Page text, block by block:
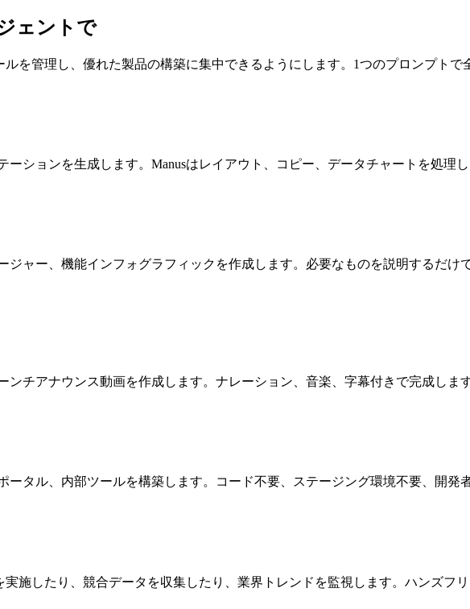
ェントで
を管理し、優れた製品の構築に集中できるようにします。1つのプロンプトで
ションを生成します。Manusはレイアウト、コピー、データチャートを処理
ャー、機能インフォグラフィックを作成します。必要なものを説明するだけ
チアナウンス動画を作成します。ナレーション、音楽、字幕付きで完成します
タル、内部ツールを構築します。コード不要、ステージング環境不要、開発
施したり、競合データを収集したり、業界トレンドを監視します。ハンズフ